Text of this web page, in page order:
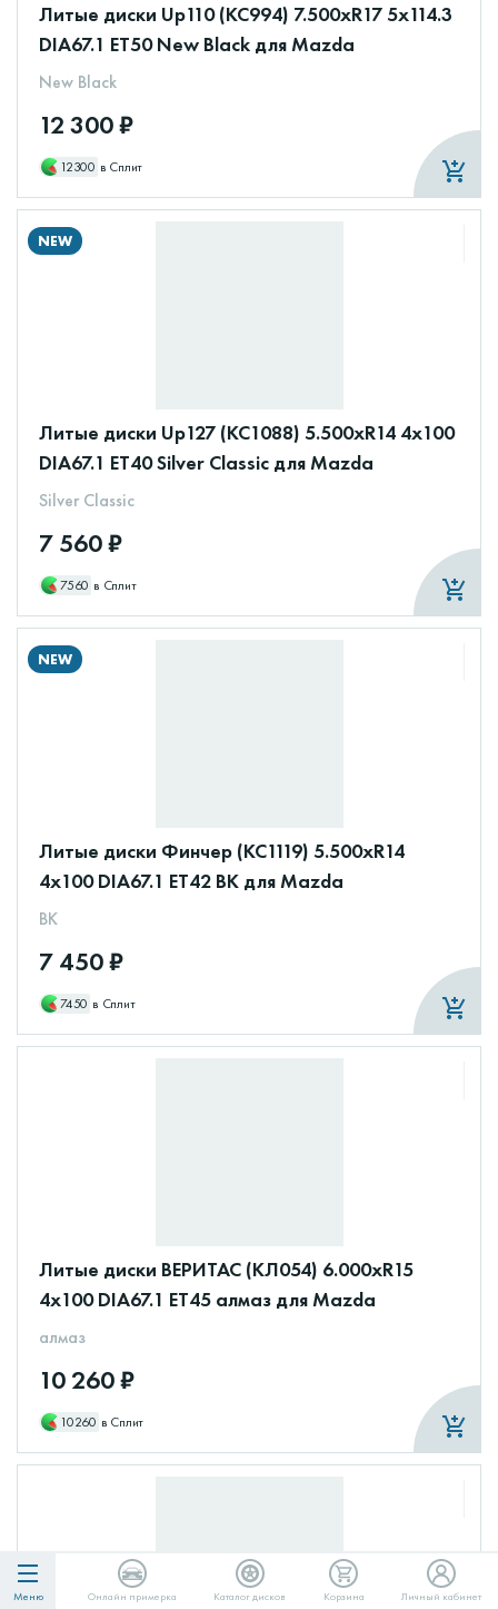
Литые диски Up110 (КС994) 7.500xR17 5x114.3
DIA67.1 ET50 New Black для Mazda
New Black
12 300 ₽
12300 в Сплит
NEW
Литые диски Up127 (КС1088) 5.500xR14 4x100
DIA67.1 ET40 Silver Classic для Mazda
Silver Classic
7 560 ₽
7560 в Сплит
NEW
Литые диски Финчер (КС1119) 5.500xR14
4x100 DIA67.1 ET42 BK для Mazda
BK
7 450 ₽
7450 в Сплит
Литые диски ВЕРИТАС (КЛ054) 6.000xR15
4x100 DIA67.1 ET45 алмаз для Mazda
алмаз
10 260 ₽
10260 в Сплит
Меню Онлайн примерка Каталог дисков Корзина Личный кабинет